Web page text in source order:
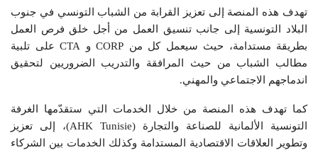
تهدف هذه المنصة إلى تعزيز القرابة من الشباب التونسي في جنوب
البلاد التونسية إلى جانب تنسيق العمل من أجل خلق فرص العمل
بطريقة مستدامة، حيث سيعمل كل من CORP و CTA على تلبية
مطالب الشباب من حيث المرافقة والتدريب الضروريين لتحقيق
اندماجهم الاجتماعي والمهني.
كما تهدف هذه المنصة من خلال الخدمات التي ستقدّمها الغرفة
التونسية الألمانية للصناعة والتجارة (AHK Tunisie)، إلى تعزيز
وتطوير العلاقات الاقتصادية المستدامة وكذلك الخدمات بين الشركاء